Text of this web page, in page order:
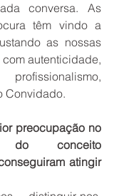
conversa. As
têm vindo a
as nossas
autenticidade,
Convidado.
preocupação no
do conceito
atingir